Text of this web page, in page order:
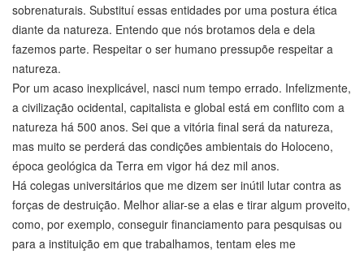
sobrenaturais. Substituí essas entidades por uma postura ética
diante da natureza. Entendo que nós brotamos dela e dela
fazemos parte. Respeitar o ser humano pressupõe respeitar a
natureza.
Por um acaso inexplicável, nasci num tempo errado. Infelizmente,
a civilização ocidental, capitalista e global está em conflito com a
natureza há 500 anos. Sei que a vitória final será da natureza,
mas muito se perderá das condições ambientais do Holoceno,
época geológica da Terra em vigor há dez mil anos.
Há colegas universitários que me dizem ser inútil lutar contra as
forças de destruição. Melhor aliar-se a elas e tirar algum proveito,
como, por exemplo, conseguir financiamento para pesquisas ou
para a instituição em que trabalhamos, tentam eles me